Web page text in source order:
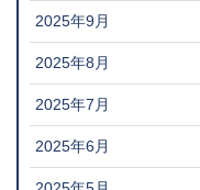
2025年9月
2025年8月
2025年7月
2025年6月